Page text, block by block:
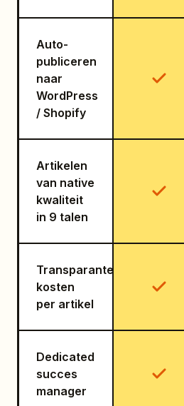
Auto-
publiceren
naar
WordPress
/ Shopify
Artikelen
van native
kwaliteit
in 9 talen
Transparante
kosten
per artikel
Dedicated
succes
manager